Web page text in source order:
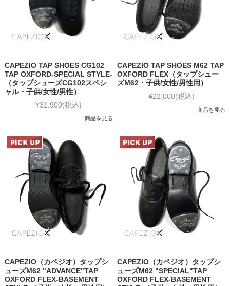
CAPEZIO TAP SHOES CG102
TAP OXFORD-SPECIAL STYLE-
（タップシューズCG102スペシ
ャル・子供/女性/男性）
¥31,900(税込)
商品を見る
CAPEZIO TAP SHOES M62 TAP
OXFORD FLEX（タップシュー
ズM62・子供/女性/男性用）
¥22,000(税込)
商品を見る
CAPEZIO（カペジオ）タップシ
ューズM62 "ADVANCE"TAP
OXFORD FLEX-BASEMENT
CAPEZIO（カペジオ）タップシ
ューズM62 "SPECIAL"TAP
OXFORD FLEX-BASEMENT